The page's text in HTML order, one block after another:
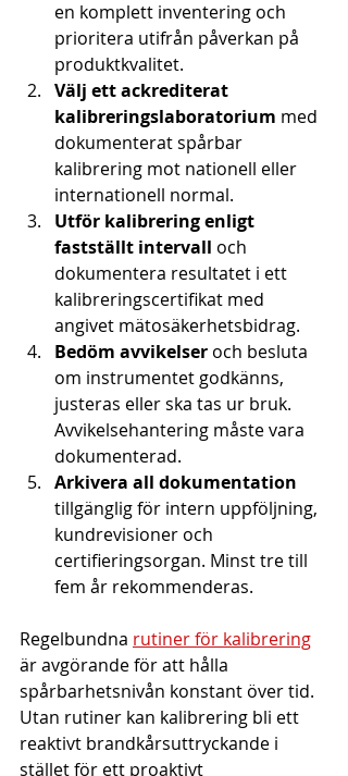
en komplett inventering och
prioritera utifrån påverkan på
produktkvalitet.
Välj ett ackrediterat
kalibreringslaboratorium med
dokumenterat spårbar
kalibrering mot nationell eller
internationell normal.
Utför kalibrering enligt
fastställt intervall och
dokumentera resultatet i ett
kalibreringscertifikat med
angivet mätosäkerhetsbidrag.
Bedöm avvikelser och besluta
om instrumentet godkänns,
justeras eller ska tas ur bruk.
Avvikelsehantering måste vara
dokumenterad.
Arkivera all dokumentation
tillgänglig för intern uppföljning,
kundrevisioner och
certifieringsorgan. Minst tre till
fem år rekommenderas.
Regelbundna rutiner för kalibrering
är avgörande för att hålla
spårbarhetsnivån konstant över tid.
Utan rutiner kan kalibrering bli ett
reaktivt brandkårsuttryckande i
stället för ett proaktivt